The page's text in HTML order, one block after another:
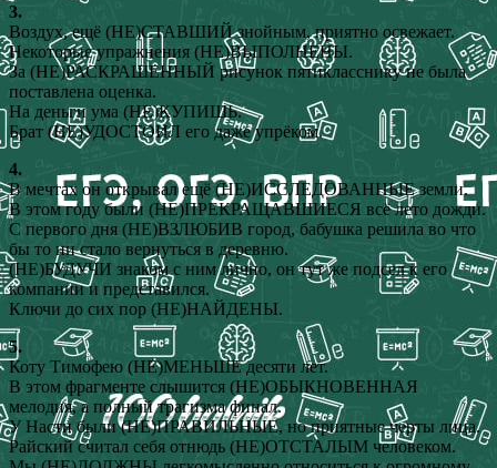
3.
Воздух, ещё (НЕ)СТАВШИЙ знойным, приятно освежает.
Некоторые упражнения (НЕ)ВЫПОЛНЕНЫ.
За (НЕ)РАСКРАШЕННЫЙ рисунок пятикласснику не была
поставлена оценка.
На деньги ума (НЕ)КУПИШЬ.
Брат (НЕ)УДОСТОИЛ его даже упрёком.
4.
В мечтах он открывал ещё (НЕ)ИССЛЕДОВАННЫЕ земли.
В этом году были (НЕ)ПРЕКРАЩАВШИЕСЯ всё лето дожди.
С первого дня (НЕ)ВЗЛЮБИВ город, бабушка решила во что
бы то ни стало вернуться в деревню.
(НЕ)БУДУЧИ знаком с ним лично, он тут же подсел к его
компании и представился.
Ключи до сих пор (НЕ)НАЙДЕНЫ.
5.
Коту Тимофею (НЕ)МЕНЬШЕ десяти лет.
В этом фрагменте слышится (НЕ)ОБЫКНОВЕННАЯ
мелодия, а полный трагизма финал.
У Насти были (НЕ)ПРАВИЛЬНЫЕ, но приятные черты лица.
Райский считал себя отнюдь (НЕ)ОТСТАЛЫМ человеком.